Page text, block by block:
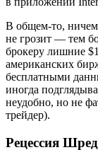
В общем-то,
не грозит — тем
брокеру лишние
американских
бесплатными
иногда
неудобно, но не
трейдер).
Рецессия